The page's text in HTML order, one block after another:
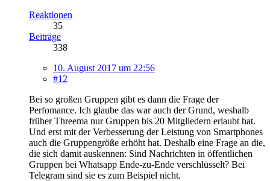
Reaktionen
35
Beiträge
338
10. August 2017 um 22:56
#12
Bei so großen Gruppen gibt es dann die Frage der
Perfomance. Ich glaube das war auch der Grund, weshalb
früher Threema nur Gruppen bis 20 Mitgliedern erlaubt hat.
Und erst mit der Verbesserung der Leistung von Smartphones
auch die Gruppengröße erhöht hat. Deshalb eine Frage an die,
die sich damit auskennen: Sind Nachrichten in öffentlichen
Gruppen bei Whatsapp Ende-zu-Ende verschlüsselt? Bei
Telegram sind sie es zum Beispiel nicht.